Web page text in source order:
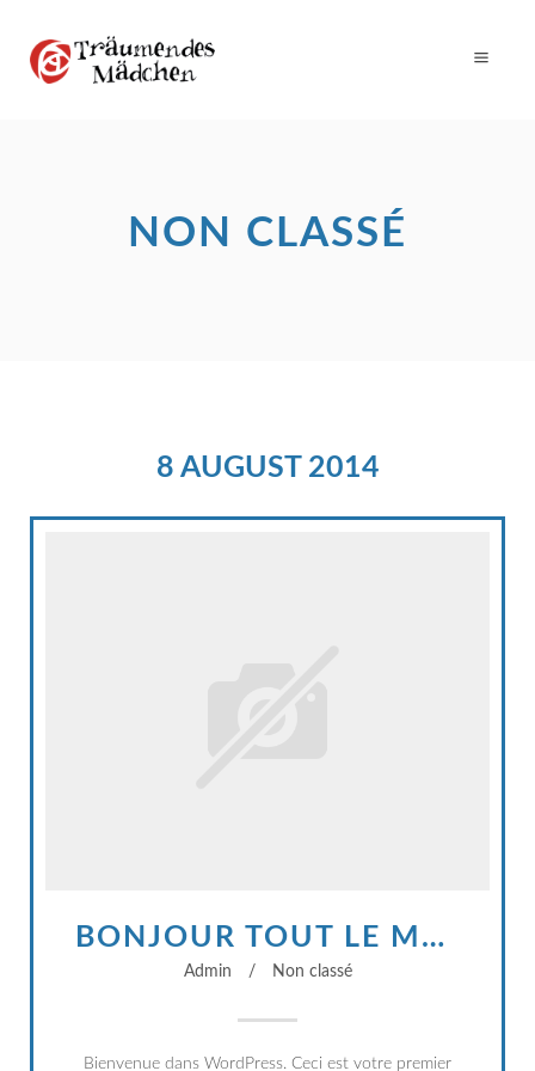
NON CLASSÉ
8 AUGUST 2014
BONJOUR TOUT LE MONDE !
Admin / Non classé
Bienvenue dans WordPress. Ceci est votre premier